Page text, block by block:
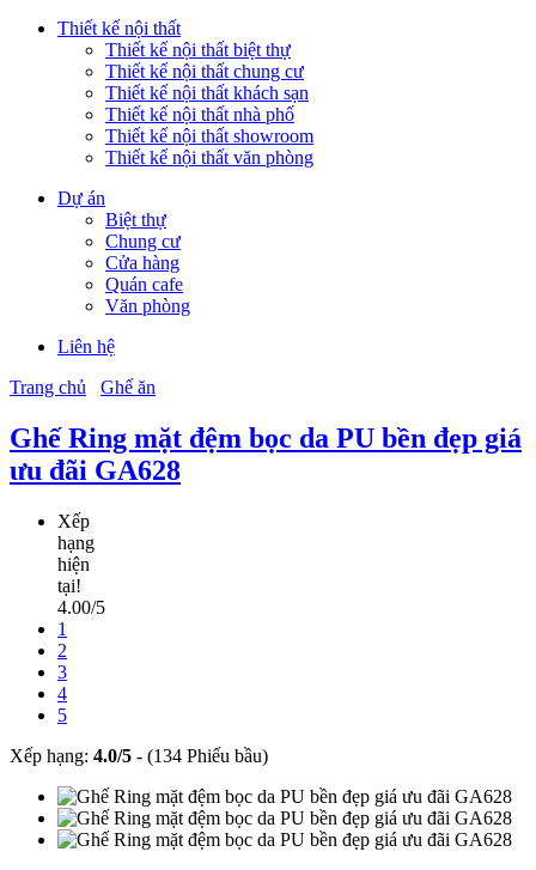
Thiết kế nội thất
Thiết kế nội thất biệt thự
Thiết kế nội thất chung cư
Thiết kế nội thất khách sạn
Thiết kế nội thất nhà phố
Thiết kế nội thất showroom
Thiết kế nội thất văn phòng
Dự án
Biệt thự
Chung cư
Cửa hàng
Quán cafe
Văn phòng
Liên hệ
Trang chủ
Ghế ăn
Ghế Ring mặt đệm bọc da PU bền đẹp giá
ưu đãi GA628
Xếp
hạng
hiện
tại!
4.00/5
1
2
3
4
5
Xếp hạng: 4.0/5 - (134 Phiếu bầu)